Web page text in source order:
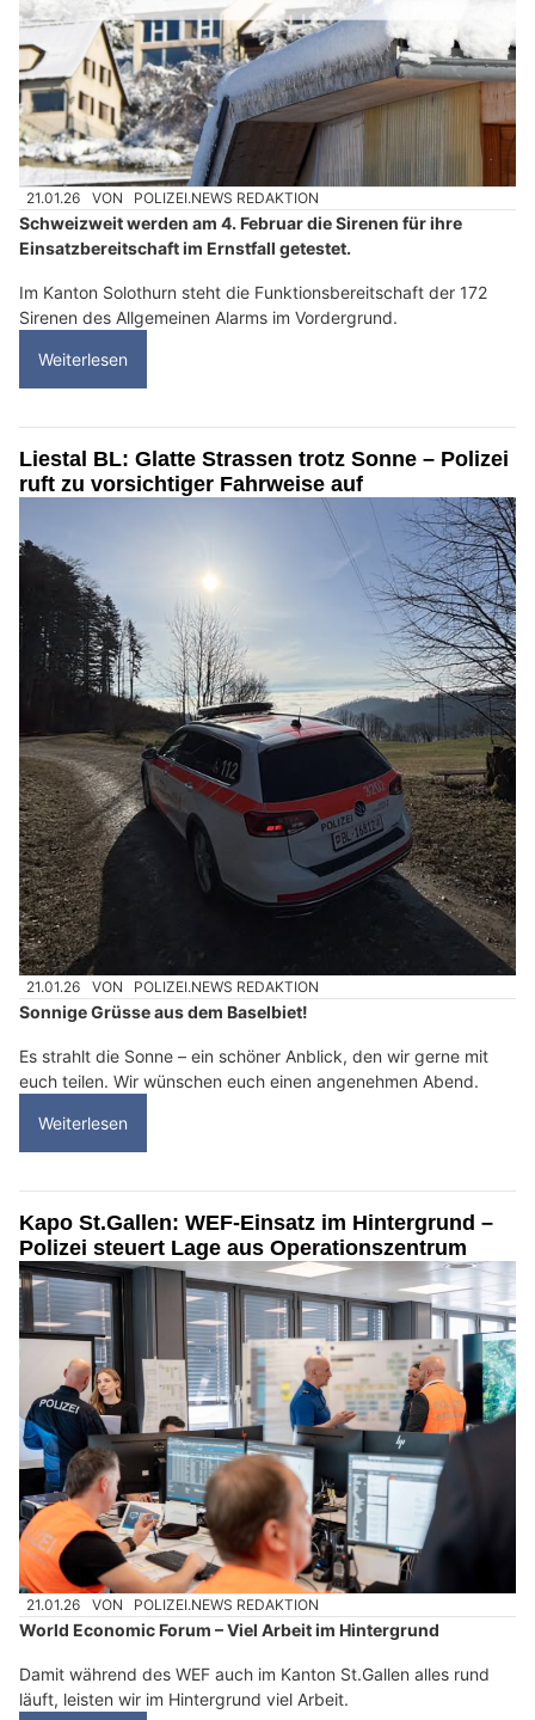
21.01.26 VON POLIZEI.NEWS REDAKTION
Schweizweit werden am 4. Februar die Sirenen für ihre
Einsatzbereitschaft im Ernstfall getestet.
Im Kanton Solothurn steht die Funktionsbereitschaft der 172
Sirenen des Allgemeinen Alarms im Vordergrund.
Weiterlesen
Liestal BL: Glatte Strassen trotz Sonne – Polizei
ruft zu vorsichtiger Fahrweise auf
21.01.26 VON POLIZEI.NEWS REDAKTION
Sonnige Grüsse aus dem Baselbiet!
Es strahlt die Sonne – ein schöner Anblick, den wir gerne mit
euch teilen. Wir wünschen euch einen angenehmen Abend.
Weiterlesen
Kapo St.Gallen: WEF-Einsatz im Hintergrund –
Polizei steuert Lage aus Operationszentrum
21.01.26 VON POLIZEI.NEWS REDAKTION
World Economic Forum – Viel Arbeit im Hintergrund
Damit während des WEF auch im Kanton St.Gallen alles rund
läuft, leisten wir im Hintergrund viel Arbeit.